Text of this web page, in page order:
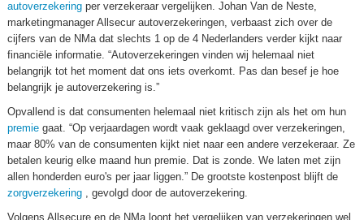
autoverzekering per verzekeraar vergelijken. Johan Van de Neste,
marketingmanager Allsecur autoverzekeringen, verbaast zich over de
cijfers van de NMa dat slechts 1 op de 4 Nederlanders verder kijkt naar
financiële informatie. “Autoverzekeringen vinden wij helemaal niet
belangrijk tot het moment dat ons iets overkomt. Pas dan besef je hoe
belangrijk je autoverzekering is.”
Opvallend is dat consumenten helemaal niet kritisch zijn als het om hun
premie gaat. “Op verjaardagen wordt vaak geklaagd over verzekeringen,
maar 80% van de consumenten kijkt niet naar een andere verzekeraar. Ze
betalen keurig elke maand hun premie. Dat is zonde. We laten met zijn
allen honderden euro's per jaar liggen.” De grootste kostenpost blijft de
zorgverzekering , gevolgd door de autoverzekering.
Volgens Allsecure en de NMa loont het vergelijken van verzekeringen wel